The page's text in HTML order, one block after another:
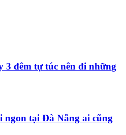
3 đêm tự túc nên đi những
ngon tại Đà Nẵng ai cũng